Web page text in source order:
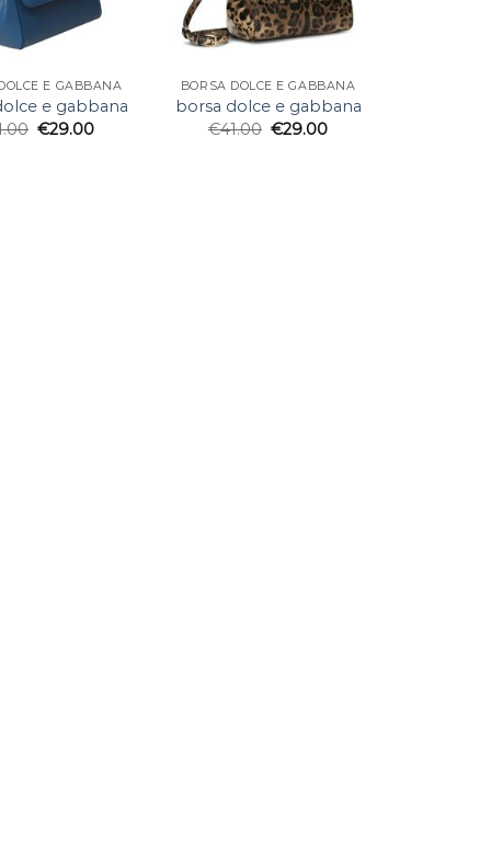
E GABBANA
e gabbana
€29.00
BORSA DOLCE E GABBANA
borsa dolce e gabbana
€41.00 €29.00